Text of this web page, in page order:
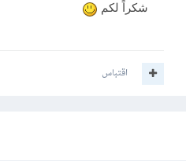
شكراً لكم
اقتباس